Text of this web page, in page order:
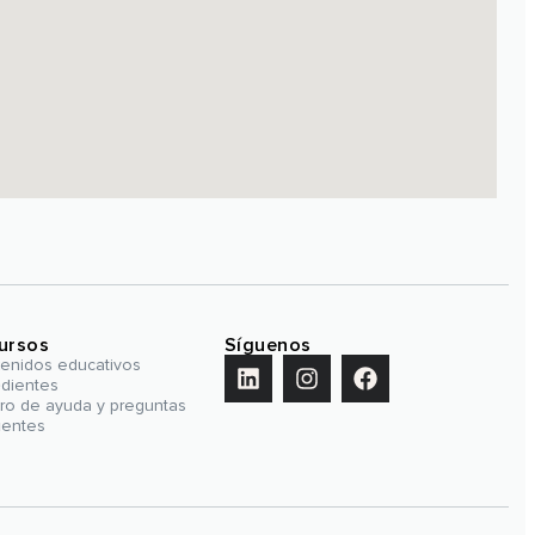
educativos
de ayuda y preguntas
Síguenos